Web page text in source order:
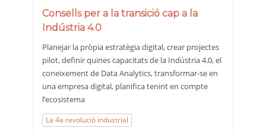
Consells per a la transició cap a la
Indústria 4.0
Planejar la pròpia estratègia digital, crear projectes
pilot, definir quines capacitats de la Indústria 4.0, el
coneixement de Data Analytics, transformar-se en
una empresa digital, planifica tenint en compte
l’ecosistema
La 4a revolució industrial